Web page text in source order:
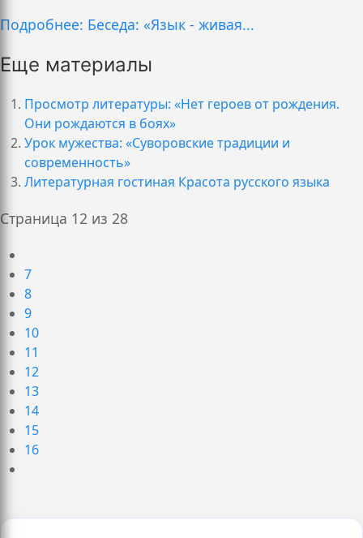
Подробнее: Беседа: «Язык - живая...
Еще материалы
Просмотр литературы: «Нет героев от рождения.
Они рождаются в боях»
Урок мужества: «Суворовские традиции и
современность»
Литературная гостиная Красота русского языка
Страница 12 из 28
7
8
9
10
11
12
13
14
15
16